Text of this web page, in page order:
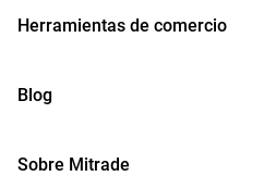
Herramientas de comercio
Blog
Sobre Mitrade